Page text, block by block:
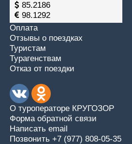
85.2186
98.1292
Оплата
Отзывы о поездках
Туристам
Турагенствам
Отказ от поездки
О туроператоре КРУГОЗОР
Форма обратной связи
Написать email
Позвонить +7 (977) 808-05-35